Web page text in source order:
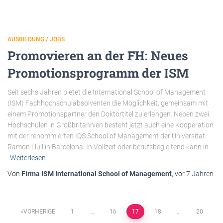
AUSBILDUNG / JOBS
Promovieren an der FH: Neues
Promotionsprogramm der ISM
Seit sechs Jahren bietet die International School of Management
(ISM) Fachhochschulabsolventen die Möglichkeit, gemeinsam mit
einem Promotionspartner den Doktortitel zu erlangen. Neben zwei
Hochschulen in Großbritannien besteht jetzt auch eine Kooperation
mit der renommierten IQS School of Management der Universitat
Ramon Llull in Barcelona. In Vollzeit oder berufsbegleitend kann in
Weiterlesen…
Von Firma ISM International School of Management, vor7 Jahren
Beitragsnavigation
VORHERIGE 1 … 16 17 18 … 20